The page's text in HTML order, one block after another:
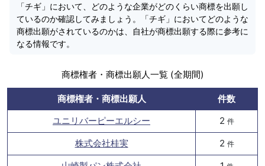
「チギ」において、どのような企業がどのくらい商標を出願し
ているのか確認してみましょう。「チギ」においてどのような
商標出願がされているのかは、自社が商標出願する際に参考に
なる情報です。
商標権者・商標出願人一覧 (全期間)
商標権者・商標出願人
件数
ユニリバーピーエルシー
2 件
株式会社桂実 2 件